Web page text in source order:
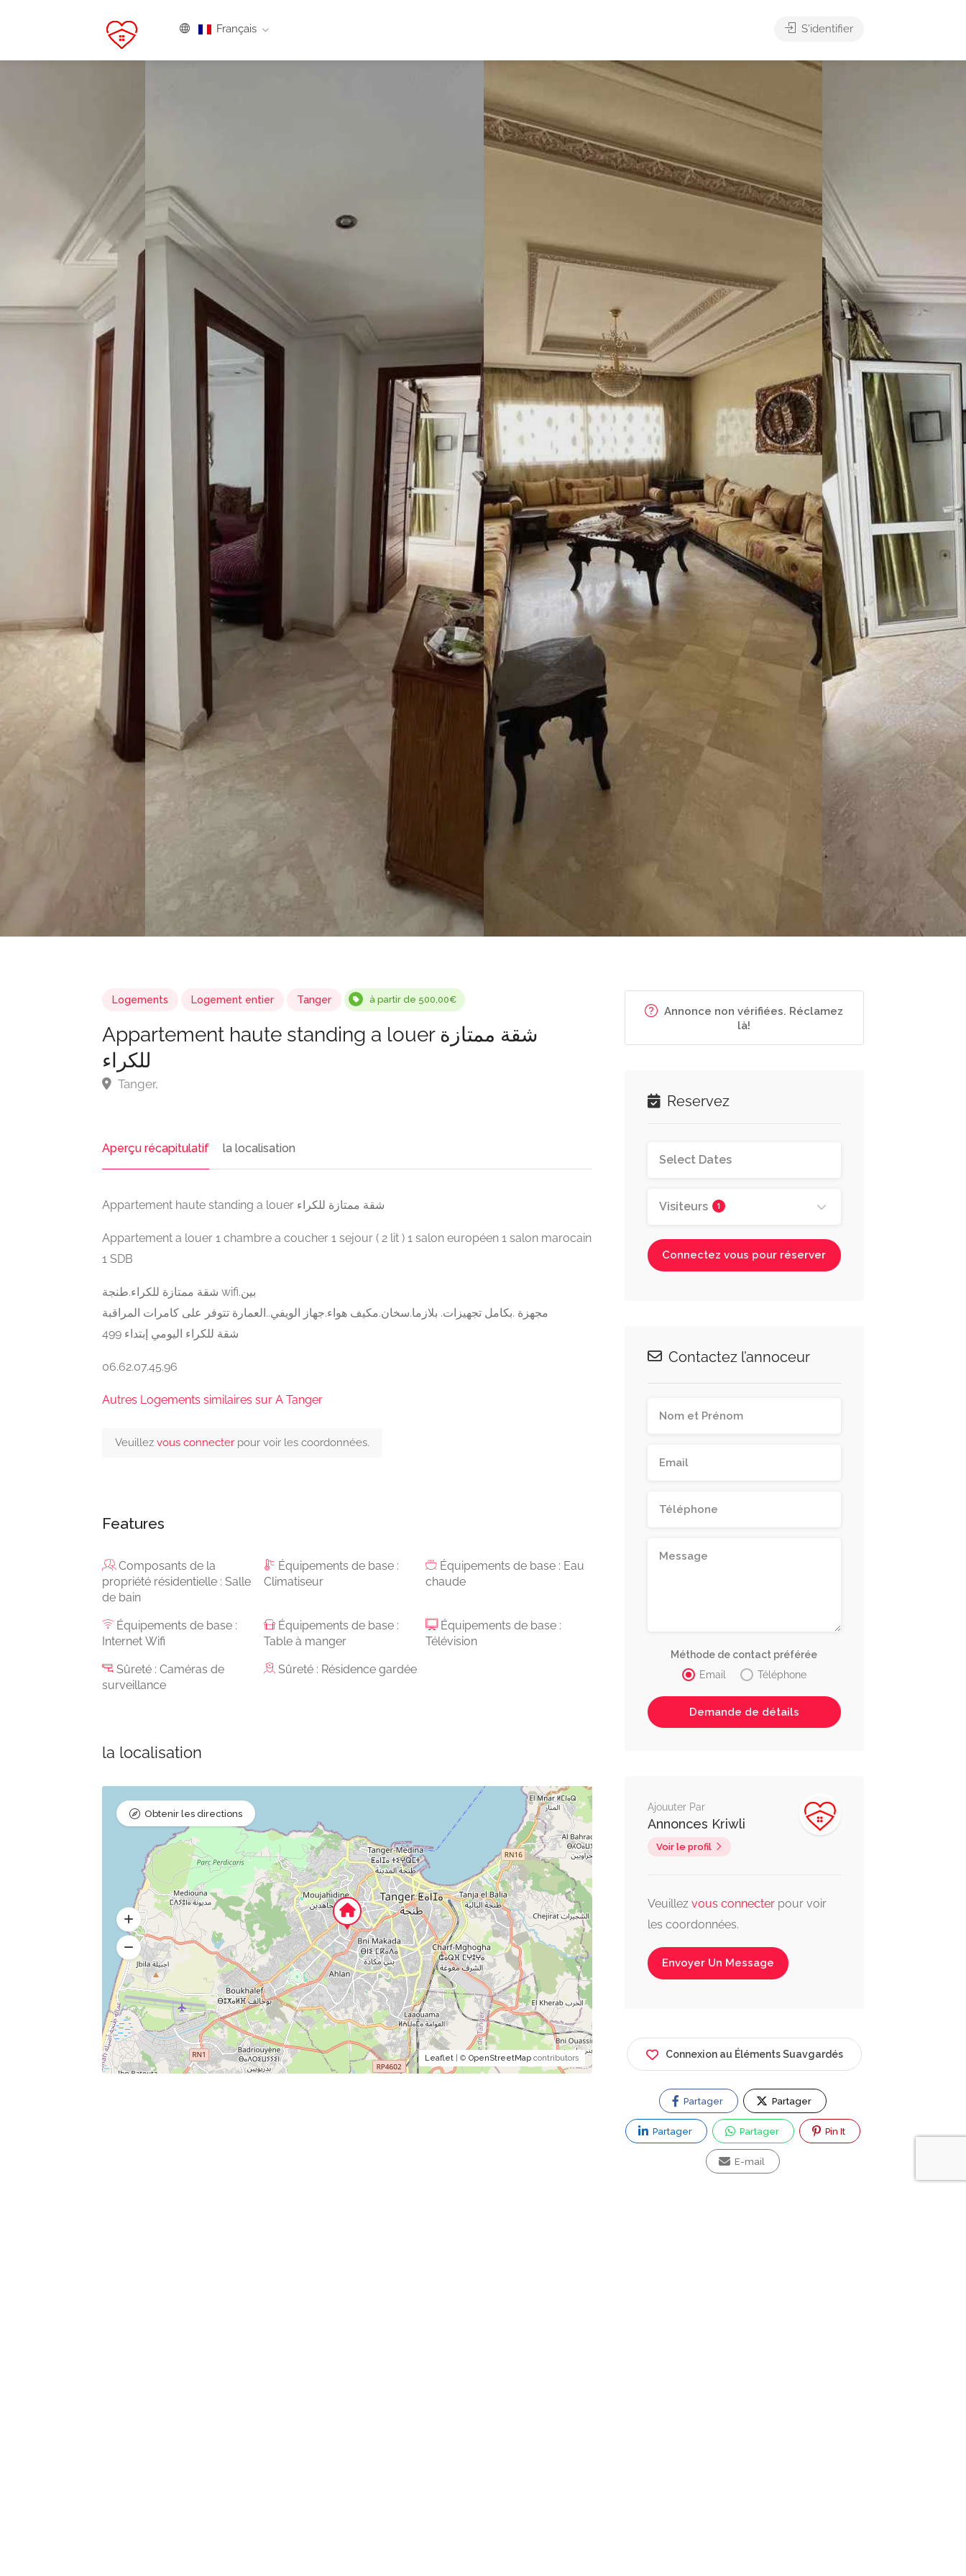
Français S'identifier
Logements Logement entier Tanger à partir de 500,00€
Appartement haute standing a louer شقة ممتازة
للكراء
Tanger,
Aperçu récapitulatif la localisation
Appartement haute standing a louer شقة ممتازة للكراء
Appartement a louer 1 chambre a coucher 1 sejour ( 2 lit ) 1 salon européen 1 salon marocain
1 SDB
شقة ممتازة للكراء.طنجة wifi.بين
مجهزة .بكامل تجهيزات. بلازما.سخان.مكيف هواء.جهاز الويفي..العمارة تتوفر على كامرات المراقبة
شقة للكراء اليومي إبتداء 499
06.62.07.45.96
Autres Logements similaires sur A Tanger
Veuillez vous connecter pour voir les coordonnées.
Features
Composants de la
propriété résidentielle : Salle
de bain
Équipements de base :
Climatiseur
Équipements de base : Eau
chaude
Équipements de base :
Internet Wifi
Équipements de base :
Table à manger
Équipements de base :
Télévision
Sûreté : Caméras de
surveillance
Sûreté : Résidence gardée
la localisation
Leaflet| © OpenStreetMapcontributors
Obtenir les directions
Annonce non vérifiées. Réclamez
là!
Reservez
Visiteurs 1
Connectez vous pour réserver
Contactez l’annoceur
Méthode de contact préférée
Email
Téléphone
Ajouuter Par
Annonces Kriwli
Voir le profil
Veuillez vous connecter pour voir
les coordonnées.
Envoyer Un Message
Connexion au Éléments Suavgardés
Partager Partager
Partager Partager Pin It
E-mail